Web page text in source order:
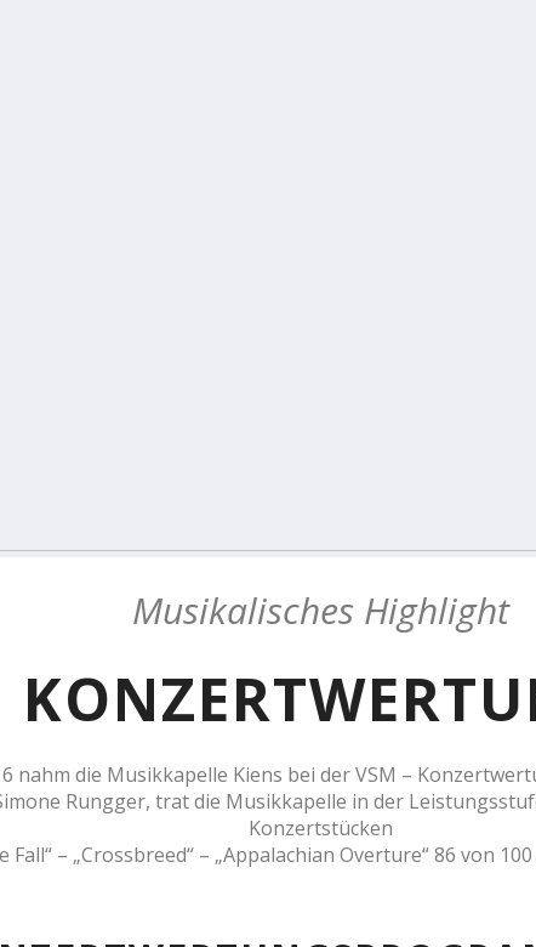
Musikalisches Highlight
nahm die Musikkapelle Kiens bei der VSM –
Rungger, trat die Musikkapelle in der
Konzertstücken
Fall“ – „Crossbreed“ – „Appalachian Overture“ 86 von